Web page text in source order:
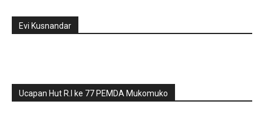
Evi Kusnandar
Ucapan Hut R.I ke 77 PEMDA Mukomuko